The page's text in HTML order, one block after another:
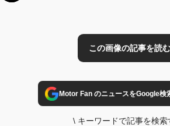
Motor Fan のニュースをGoogle検
\ キーワードで記事を検索